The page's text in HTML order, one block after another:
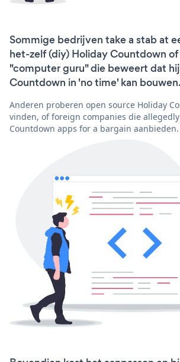
Sommige bedrijven take a stab at
het-zelf (diy) Holiday Countdown
"computer guru" die beweert dat
Countdown in 'no time' kan bouwen.
Anderen proberen open source Holiday
vinden, of foreign companies die
Countdown apps for a bargain aanbieden.